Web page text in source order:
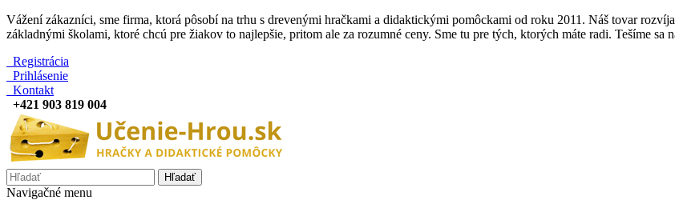
Vážení zákazníci, sme firma, ktorá pôsobí na trhu s drevenými hračkami a didaktickými pomôckami od roku 2011. Náš tovar
základnými školami, ktoré chcú pre žiakov to najlepšie, pritom ale za rozumné ceny. Sme tu pre tých, ktorých máte radi. Tešíme sa
Registrácia
Prihlásenie
Kontakt
+421 903 819 004
Hľadať
Navigačné menu